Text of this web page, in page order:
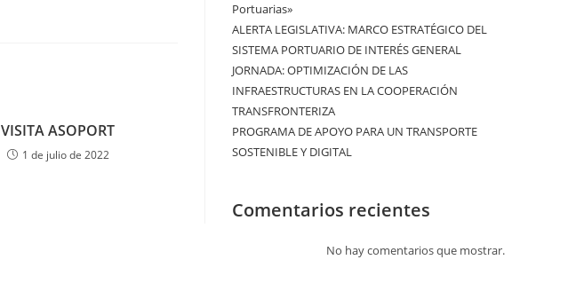
VISITA ASOPORT
1 de julio de 2022
Portuarias»
ALERTA LEGISLATIVA: MARCO ESTRATÉGICO DEL
SISTEMA PORTUARIO DE INTERÉS GENERAL
JORNADA: OPTIMIZACIÓN DE LAS
INFRAESTRUCTURAS EN LA COOPERACIÓN
TRANSFRONTERIZA
PROGRAMA DE APOYO PARA UN TRANSPORTE
SOSTENIBLE Y DIGITAL
Comentarios recientes
No hay comentarios que mostrar.